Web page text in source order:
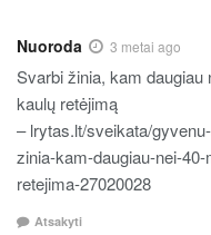
Nuoroda 3 metai ago
Svarbi žinia, kam
kaulų retėjimą
– lrytas.lt/sveikata/
zinia-kam-daugiau-nei-
retejima-27020028
Atsakyti